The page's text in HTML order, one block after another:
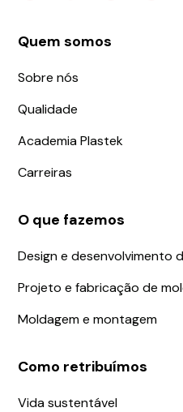
Quem somos
Sobre nós
Qualidade
Academia Plastek
Carreiras
O que fazemos
Design e desenvolvimento
Projeto e fabricação de
Moldagem e montagem
Como retribuímos
Vida sustentável